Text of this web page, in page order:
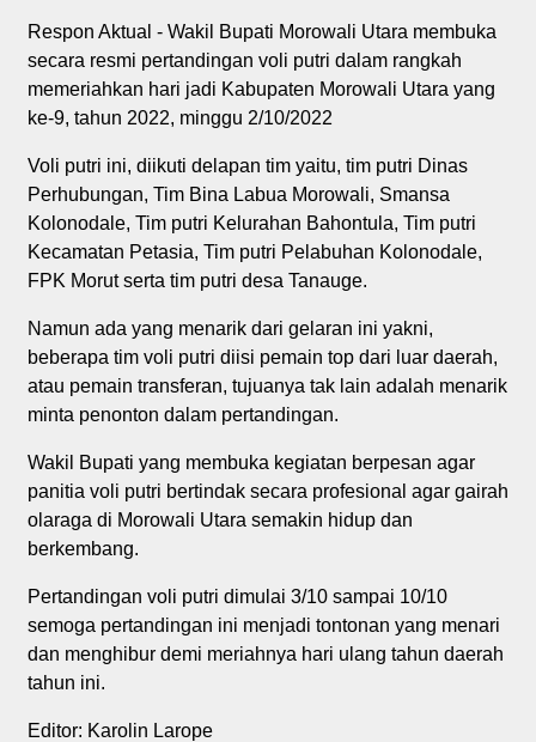
Respon Aktual - Wakil Bupati Morowali Utara membuka
secara resmi pertandingan voli putri dalam rangkah
memeriahkan hari jadi Kabupaten Morowali Utara yang
ke-9, tahun 2022, minggu 2/10/2022
Voli putri ini, diikuti delapan tim yaitu, tim putri Dinas
Perhubungan, Tim Bina Labua Morowali, Smansa
Kolonodale, Tim putri Kelurahan Bahontula, Tim putri
Kecamatan Petasia, Tim putri Pelabuhan Kolonodale,
FPK Morut serta tim putri desa Tanauge.
Namun ada yang menarik dari gelaran ini yakni,
beberapa tim voli putri diisi pemain top dari luar daerah,
atau pemain transferan, tujuanya tak lain adalah menarik
minta penonton dalam pertandingan.
Wakil Bupati yang membuka kegiatan berpesan agar
panitia voli putri bertindak secara profesional agar gairah
olaraga di Morowali Utara semakin hidup dan
berkembang.
Pertandingan voli putri dimulai 3/10 sampai 10/10
semoga pertandingan ini menjadi tontonan yang menari
dan menghibur demi meriahnya hari ulang tahun daerah
tahun ini.
Editor: Karolin Larope